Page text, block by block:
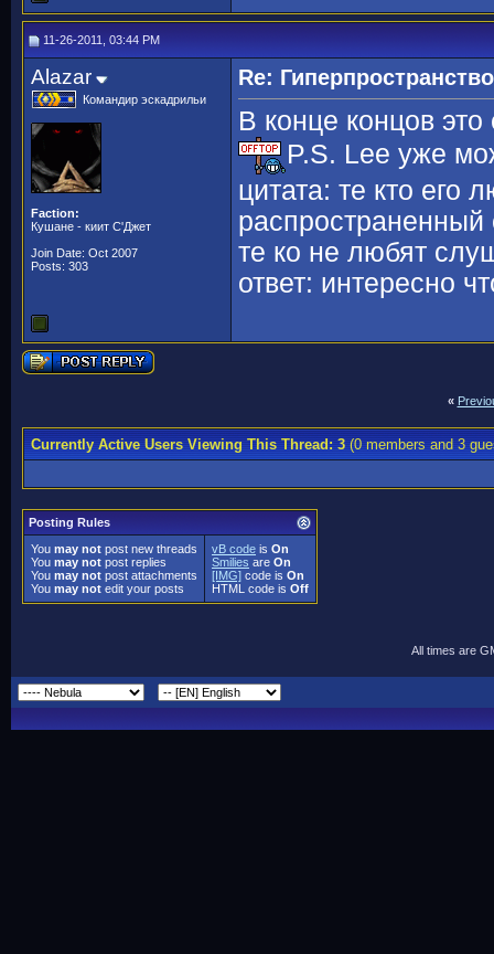
11-26-2011, 03:44 PM
Alazar
Командир эскадрильи
Faction:
Кушане - киит С'Джет
Join Date: Oct 2007
Posts: 303
Re:
В конце концов это
P.S. Lee уже
цитата: те кто его
распространенный
те ко не любят
ответ: интересно
«
Currently Active Users Viewing This Thread: 3(0 members and 3
Posting Rules
You may not post new threads
You may not post replies
You may not post attachments
You may not edit your posts
vB code is On
Smilies are On
[IMG] code is On
HTML code is Off
All times are